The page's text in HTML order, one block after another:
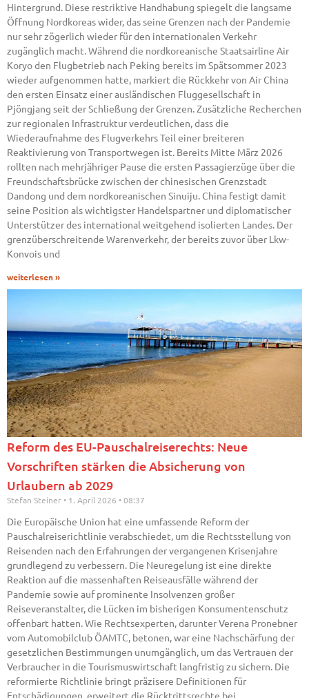
Hintergrund. Diese restriktive Handhabung spiegelt die langsame
Öffnung Nordkoreas wider, das seine Grenzen nach der Pandemie
nur sehr zögerlich wieder für den internationalen Verkehr
zugänglich macht. Während die nordkoreanische Staatsairline Air
Koryo den Flugbetrieb nach Peking bereits im Spätsommer 2023
wieder aufgenommen hatte, markiert die Rückkehr von Air China
den ersten Einsatz einer ausländischen Fluggesellschaft in
Pjöngjang seit der Schließung der Grenzen. Zusätzliche Recherchen
zur regionalen Infrastruktur verdeutlichen, dass die
Wiederaufnahme des Flugverkehrs Teil einer breiteren
Reaktivierung von Transportwegen ist. Bereits Mitte März 2026
rollten nach mehrjähriger Pause die ersten Passagierzüge über die
Freundschaftsbrücke zwischen der chinesischen Grenzstadt
Dandong und dem nordkoreanischen Sinuiju. China festigt damit
seine Position als wichtigster Handelspartner und diplomatischer
Unterstützer des international weitgehend isolierten Landes. Der
grenzüberschreitende Warenverkehr, der bereits zuvor über Lkw-
Konvois und
weiterlesen »
Reform des EU-Pauschalreiserechts: Neue
Vorschriften stärken die Absicherung von
Urlaubern ab 2029
Stefan Steiner 1. April 2026 08:37
Die Europäische Union hat eine umfassende Reform der
Pauschalreiserichtlinie verabschiedet, um die Rechtsstellung von
Reisenden nach den Erfahrungen der vergangenen Krisenjahre
grundlegend zu verbessern. Die Neuregelung ist eine direkte
Reaktion auf die massenhaften Reiseausfälle während der
Pandemie sowie auf prominente Insolvenzen großer
Reiseveranstalter, die Lücken im bisherigen Konsumentenschutz
offenbart hatten. Wie Rechtsexperten, darunter Verena Pronebner
vom Automobilclub ÖAMTC, betonen, war eine Nachschärfung der
gesetzlichen Bestimmungen unumgänglich, um das Vertrauen der
Verbraucher in die Tourismuswirtschaft langfristig zu sichern. Die
reformierte Richtlinie bringt präzisere Definitionen für